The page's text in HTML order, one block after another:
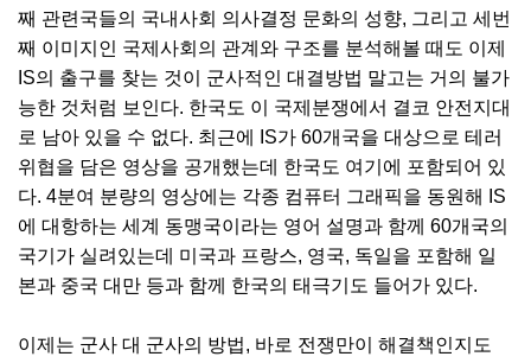
째 관련국들의 국내사회 의사결정 문화의 성향, 그리고 세번
째 이미지인 국제사회의 관계와 구조를 분석해볼 때도 이제
IS의 출구를 찾는 것이 군사적인 대결방법 말고는 거의 불가
능한 것처럼 보인다. 한국도 이 국제분쟁에서 결코 안전지대
로 남아 있을 수 없다. 최근에 IS가 60개국을 대상으로 테러
위협을 담은 영상을 공개했는데 한국도 여기에 포함되어 있
다. 4분여 분량의 영상에는 각종 컴퓨터 그래픽을 동원해 IS
에 대항하는 세계 동맹국이라는 영어 설명과 함께 60개국의
국기가 실려있는데 미국과 프랑스, 영국, 독일을 포함해 일
본과 중국 대만 등과 함께 한국의 태극기도 들어가 있다.
이제는 군사 대 군사의 방법, 바로 전쟁만이 해결책인지도